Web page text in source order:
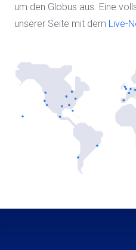
um den Globus aus. Eine
unserer Seite mit dem Live-